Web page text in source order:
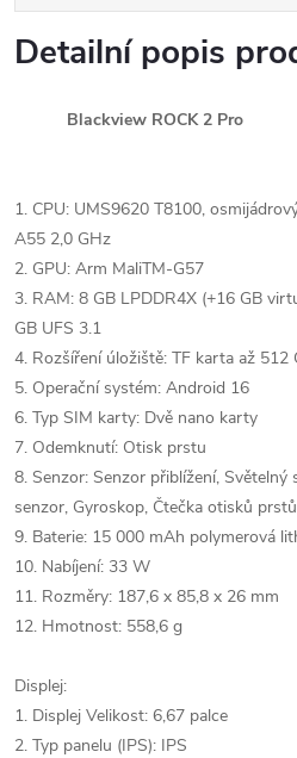
Detailní popis
Blackview
1. CPU: UMS9620 T8100,
A55 2,0 GHz
2. GPU: Arm MaliTM-G57
3. RAM: 8 GB LPDDR4X (+16 GB
GB UFS 3.1
4. Rozšíření úložiště: TF karta až 512
5. Operační systém: Android 16
6. Typ SIM karty: Dvě nano karty
7. Odemknutí: Otisk prstu
8. Senzor: Senzor přiblížení,
senzor, Gyroskop, Čtečka otisků
9. Baterie: 15 000 mAh polymerová
10. Nabíjení: 33 W
11. Rozměry: 187,6 x 85,8 x 26 mm
12. Hmotnost: 558,6 g
Displej:
1. Displej Velikost: 6,67 palce
2. Typ panelu (IPS): IPS